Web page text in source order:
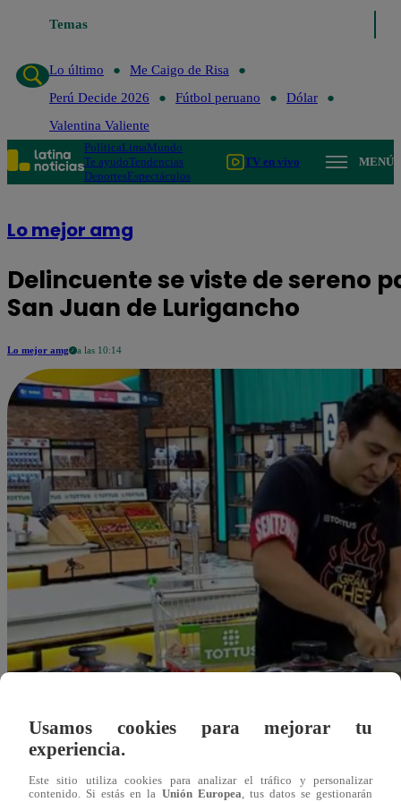
Temas
Lo último
Me Caigo de Risa
Perú Decide 2026
Fútbol peruano
Dólar
Valentina Valiente
PolíticaLimaMundo
Te ayudoTendencias
DeportesEspectáculos
TV en vivo MENÚ
Lo mejor amg
Delincuente se viste de sereno
San Juan de Lurigancho
Lo mejor amg a las 10:14
Alejandra Sanchez A.
Usamos cookies para mejorar tu
experiencia.
Este sitio utiliza cookies para analizar el tráfico y personalizar
contenido. Si estás en la Unión Europea , tus datos se gestionarán